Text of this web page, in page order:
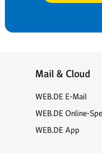
Mail & Cloud
WEB.DE E-Mail
WEB.DE Online-
WEB.DE App